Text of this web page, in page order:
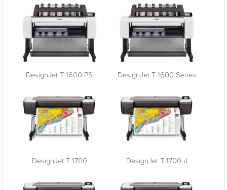
DesignJet T 1600 PS DesignJet T 1600 Series
DesignJet T 1700 DesignJet T 1700 d